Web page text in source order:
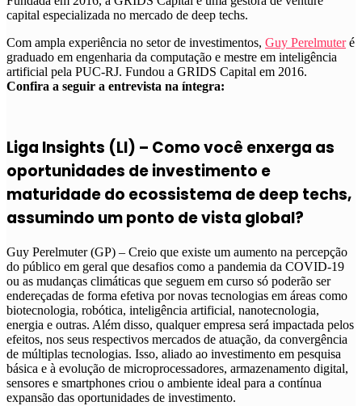
capital especializada no mercado de deep techs.
Com ampla experiência no setor de investimentos, Guy Perelmuteré
graduado em engenharia da computação e mestre em inteligência
artificial pela PUC-RJ. Fundou a GRIDS Capital em 2016.
Confira a seguir a entrevista na íntegra:
Liga Insights (LI) – Como você enxerga as
oportunidades de investimento e
maturidade do ecossistema de deep techs,
assumindo um ponto de vista global?
Guy Perelmuter (GP) – Creio que existe um aumento na percepção
do público em geral que desafios como a pandemia da COVID-19
ou as mudanças climáticas que seguem em curso só poderão ser
endereçadas de forma efetiva por novas tecnologias em áreas como
biotecnologia, robótica, inteligência artificial, nanotecnologia,
energia e outras. Além disso, qualquer empresa será impactada pelos
efeitos, nos seus respectivos mercados de atuação, da convergência
de múltiplas tecnologias. Isso, aliado ao investimento em pesquisa
básica e à evolução de microprocessadores, armazenamento digital,
sensores e smartphones criou o ambiente ideal para a contínua
expansão das oportunidades de investimento.